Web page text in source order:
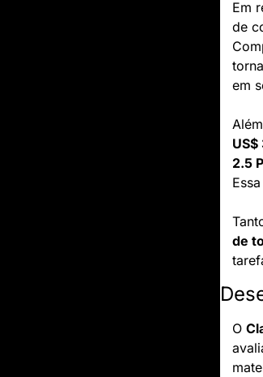
Em
de
em
2.5
de
O